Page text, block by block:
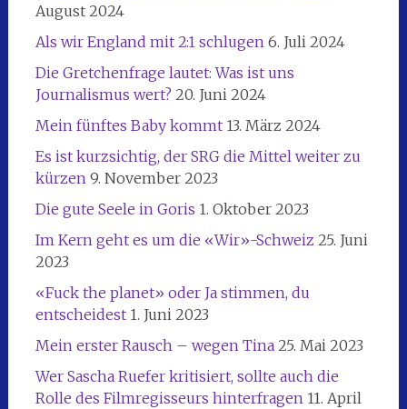
August 2024
Als wir England mit 2:1 schlugen 6. Juli 2024
Die Gretchenfrage lautet: Was ist uns
Journalismus wert? 20. Juni 2024
Mein fünftes Baby kommt 13. März 2024
Es ist kurzsichtig, der SRG die Mittel weiter zu
kürzen 9. November 2023
Die gute Seele in Goris 1. Oktober 2023
Im Kern geht es um die «Wir»-Schweiz 25. Juni
2023
«Fuck the planet» oder Ja stimmen, du
entscheidest 1. Juni 2023
Mein erster Rausch – wegen Tina 25. Mai 2023
Wer Sascha Ruefer kritisiert, sollte auch die
Rolle des Filmregisseurs hinterfragen 11. April